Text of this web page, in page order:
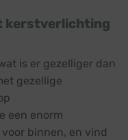
kerstverlichting
is er gezelliger dan
gezellige
een enorm
binnen, en vind